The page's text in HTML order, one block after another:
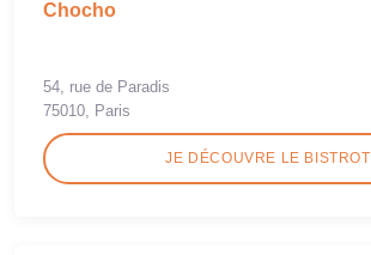
Chocho
54, rue de Paradis
75010, Paris
JE DÉCOUVRE LE BISTROT